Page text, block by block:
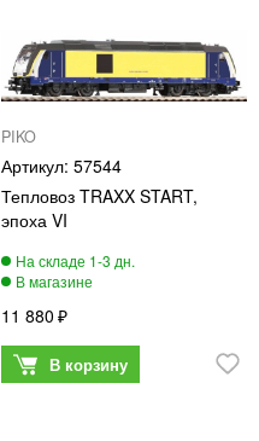
PIKO
57544
Тепловоз TRAXX START,
эпоха VI
11 880